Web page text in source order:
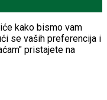
kako bismo vam
se vaših preferencija i
pristajete na